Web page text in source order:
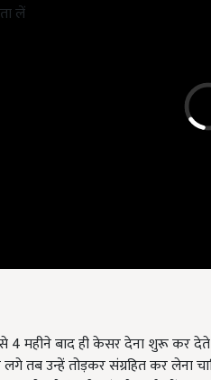
लें
4 महीने बाद ही केसर देना शुरू कर
तब उन्हें तोड़कर संग्रहित कर लेना
तो उसे किसी कांच के बर्तन में रखना